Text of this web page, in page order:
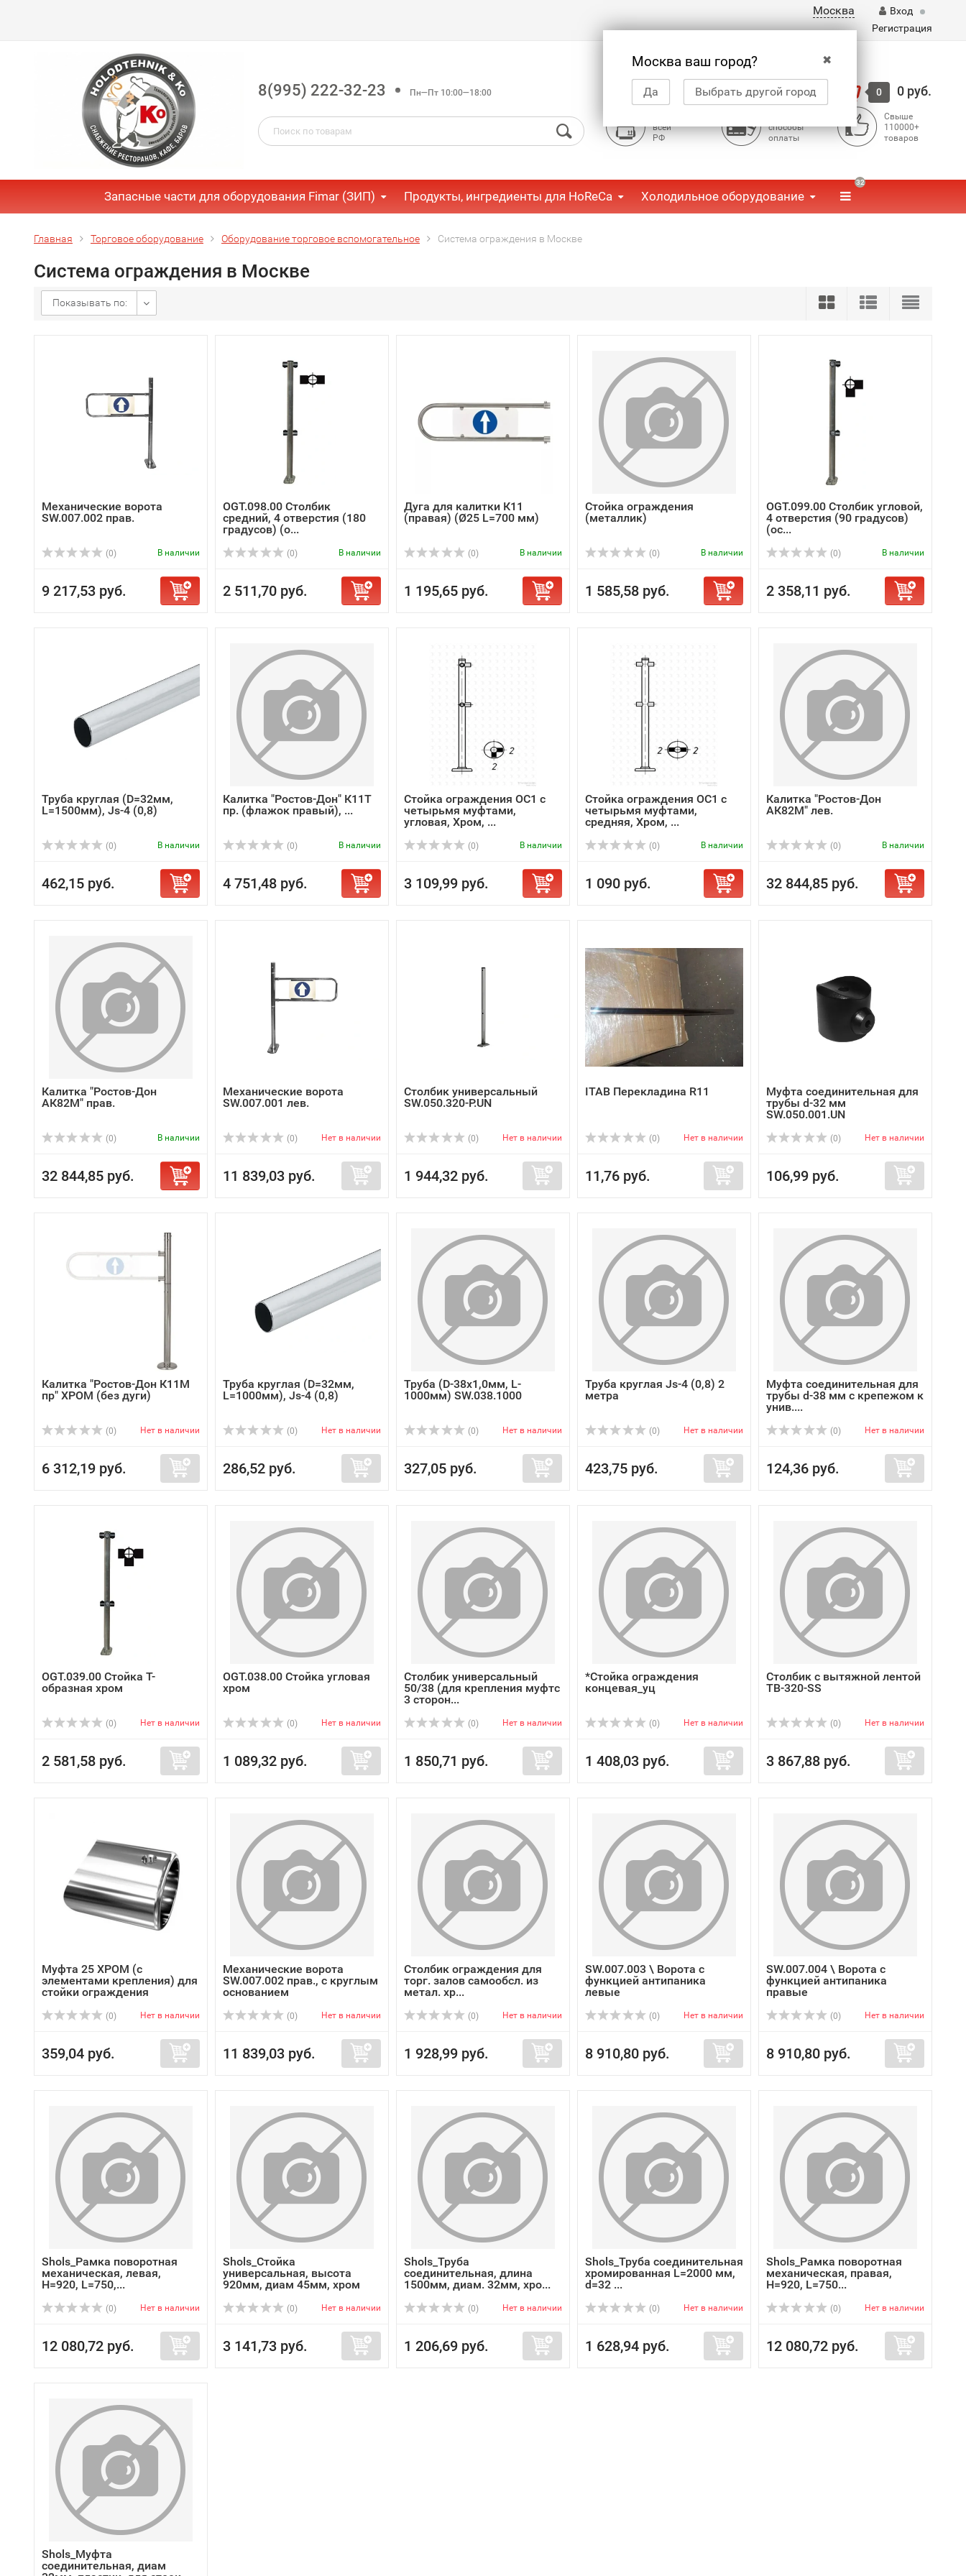
Москва
✖
Москва ваш город?
Да Выбрать другой город
Вход
Регистрация
8(995) 222-32-23 Пн—Пт 10:00—18:00 Корзина 0 0 руб.
всей
РФ
способы
оплаты
Свыше
110000+
товаров
Запасные части для оборудования Fimar (ЗИП) Продукты, ингредиенты для HoReCa Холодильное оборудование
32
Главная Торговое оборудование Оборудование торговое вспомогательное Система ограждения в Москве
Система ограждения в Москве
Показывать по:
Механические ворота
SW.007.002 прав.
(0) В наличии
9 217,53 руб.
OGT.098.00 Столбик
средний, 4 отверстия (180
градусов) (о...
(0) В наличии
2 511,70 руб.
Дуга для калитки К11
(правая) (Ø25 L=700 мм)
(0) В наличии
1 195,65 руб.
Стойка ограждения
(металлик)
(0) В наличии
1 585,58 руб.
OGT.099.00 Столбик угловой,
4 отверстия (90 градусов)
(ос...
(0) В наличии
2 358,11 руб.
Труба круглая (D=32мм,
L=1500мм), Js-4 (0,8)
(0) В наличии
462,15 руб.
Калитка "Ростов-Дон" К11Т
пр. (флажок правый), ...
(0) В наличии
4 751,48 руб.
Стойка ограждения ОС1 с
четырьмя муфтами,
угловая, Хром, ...
(0) В наличии
3 109,99 руб.
Стойка ограждения ОС1 с
четырьмя муфтами,
средняя, Хром, ...
(0) В наличии
1 090 руб.
Калитка "Ростов-Дон
АК82М" лев.
(0) В наличии
32 844,85 руб.
Калитка "Ростов-Дон
АК82М" прав.
(0) В наличии
32 844,85 руб.
Механические ворота
SW.007.001 лев.
(0) Нет в наличии
11 839,03 руб.
Столбик универсальный
SW.050.320-P.UN
(0) Нет в наличии
1 944,32 руб.
ITAB Перекладина R11
(0) Нет в наличии
11,76 руб.
Муфта соединительная для
трубы d-32 мм
SW.050.001.UN
(0) Нет в наличии
106,99 руб.
Калитка "Ростов-Дон К11М
пр" ХРОМ (без дуги)
(0) Нет в наличии
6 312,19 руб.
Труба круглая (D=32мм,
L=1000мм), Js-4 (0,8)
(0) Нет в наличии
286,52 руб.
Труба (D-38х1,0мм, L-
1000мм) SW.038.1000
(0) Нет в наличии
327,05 руб.
Труба круглая Js-4 (0,8) 2
метра
(0) Нет в наличии
423,75 руб.
Муфта соединительная для
трубы d-38 мм с крепежом к
унив....
(0) Нет в наличии
124,36 руб.
OGT.039.00 Стойка Т-
образная хром
(0) Нет в наличии
2 581,58 руб.
OGT.038.00 Стойка угловая
хром
(0) Нет в наличии
1 089,32 руб.
Столбик универсальный
50/38 (для крепления муфтс
3 сторон...
(0) Нет в наличии
1 850,71 руб.
*Стойка ограждения
концевая_уц
(0) Нет в наличии
1 408,03 руб.
Столбик с вытяжной лентой
TB-320-SS
(0) Нет в наличии
3 867,88 руб.
Муфта 25 ХРОМ (с
элементами крепления) для
стойки ограждения
(0) Нет в наличии
359,04 руб.
Механические ворота
SW.007.002 прав., с круглым
основанием
(0) Нет в наличии
11 839,03 руб.
Столбик ограждения для
торг. залов самообсл. из
метал. хр...
(0) Нет в наличии
1 928,99 руб.
SW.007.003 \ Ворота с
функцией антипаника
левые
(0) Нет в наличии
8 910,80 руб.
SW.007.004 \ Ворота с
функцией антипаника
правые
(0) Нет в наличии
8 910,80 руб.
Shols_Рамка поворотная
механическая, левая,
H=920, L=750,...
(0) Нет в наличии
12 080,72 руб.
Shols_Стойка
универсальная, высота
920мм, диам 45мм, хром
(0) Нет в наличии
3 141,73 руб.
Shols_Труба
соединительная, длина
1500мм, диам. 32мм, хро...
(0) Нет в наличии
1 206,69 руб.
Shols_Труба соединительная
хромированная L=2000 мм,
d=32 ...
(0) Нет в наличии
1 628,94 руб.
Shols_Рамка поворотная
механическая, правая,
H=920, L=750...
(0) Нет в наличии
12 080,72 руб.
Shols_Муфта
соединительная, диам